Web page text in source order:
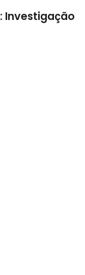
: Investigação